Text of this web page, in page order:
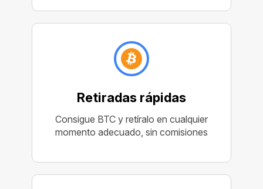
Retiradas rápidas
Consigue BTC y retíralo en cualquier
momento adecuado, sin comisiones